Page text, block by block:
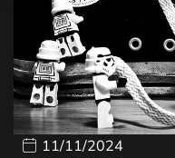
11/11/2024